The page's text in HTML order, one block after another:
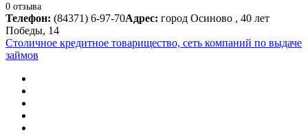
0 отзыва
Телефон: (84371) 6-97-70Адрес: город Осиново , 40 лет
Победы, 14
Столичное кредитное товарищество, сеть компаний по выдаче
займов